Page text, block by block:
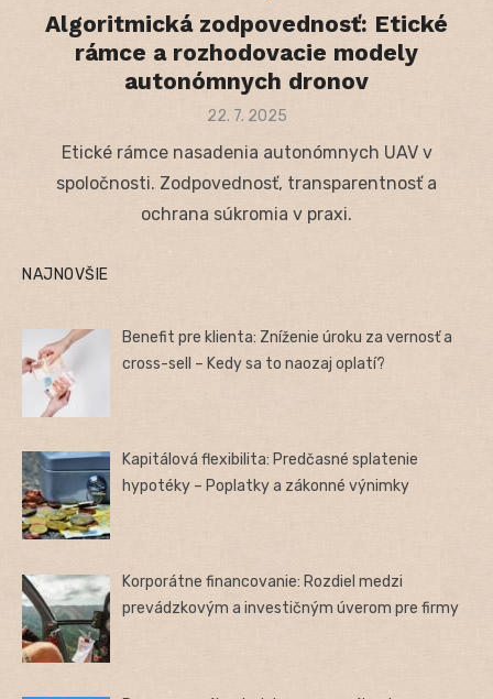
Algoritmická zodpovednosť: Etické
rámce a rozhodovacie modely
autonómnych dronov
Posted
22. 7. 2025
Etické rámce nasadenia autonómnych UAV v
spoločnosti. Zodpovednosť, transparentnosť a
ochrana súkromia v praxi.
NAJNOVŠIE
Benefit pre klienta: Zníženie úroku za vernosť a
cross-sell – Kedy sa to naozaj oplatí?
Kapitálová flexibilita: Predčasné splatenie
hypotéky – Poplatky a zákonné výnimky
Korporátne financovanie: Rozdiel medzi
prevádzkovým a investičným úverom pre firmy